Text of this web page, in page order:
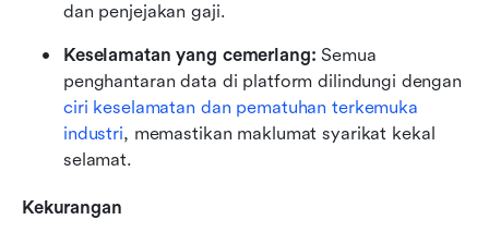
dan penjejakan gaji.
Keselamatan yang cemerlang: Semua
ciri keselamatan dan pematuhan terkemuka
industri, memastikan maklumat syarikat kekal
selamat.
Kekurangan